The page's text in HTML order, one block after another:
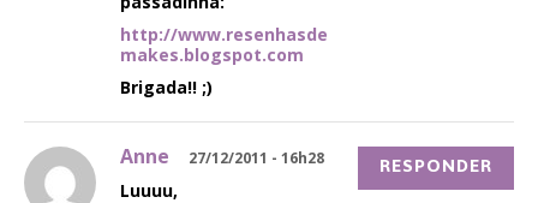
http://www.resenhasde
makes.blogspot.com
Brigada!! ;)
Anne 27/12/2011 - 16h28
Luuuu,
RESPONDER